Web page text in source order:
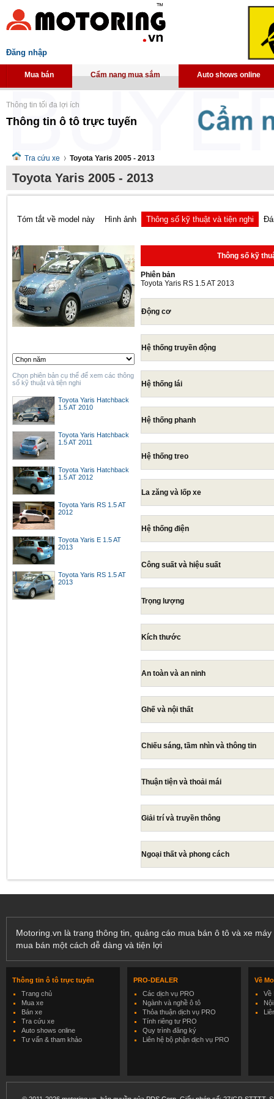
Đăng nhập
Mua bán Cẩm nang mua sắm Auto shows online
Thông tin tối đa lợi ích
Thông tin ô tô trực tuyến
Tra cứu xe Toyota Yaris 2005 - 2013
Toyota Yaris 2005 - 2013
Tóm tắt về model này Hình ảnh Thông số kỹ thuật và tiện nghi
Chọn phiên bản cụ thể để xem các thông
số kỹ thuật và tiện nghi
Toyota Yaris Hatchback
1.5 AT 2010
Toyota Yaris Hatchback
1.5 AT 2011
Toyota Yaris Hatchback
1.5 AT 2012
Toyota Yaris RS 1.5 AT
2012
Toyota Yaris E 1.5 AT
2013
Toyota Yaris RS 1.5 AT
2013
Thông số kỹ
Phiên bản
Toyota Yaris RS 1.5 AT 2013
Động cơ
Hệ thống truyền động
Hệ thống lái
Hệ thống phanh
Hệ thống treo
La zăng và lốp xe
Hệ thống điện
Công suất và hiệu suất
Trọng lượng
Kích thước
An toàn và an ninh
Ghế và nội thất
Chiếu sáng, tầm nhìn và thông tin
Thuận tiện và thoải mái
Giải trí và truyền thông
Ngoại thất và phong cách
Motoring.vn là trang thông tin, quảng cáo mua bán ô tô và xe
mua bán một cách dễ dàng và tiện lợi
Thông tin ô tô trực tuyến
Trang chủ
Mua xe
Bán xe
Tra cứu xe
Auto shows online
Tư vấn & tham khảo
PRO-DEALER
Các dịch vụ PRO
Ngành và nghề ô tô
Thỏa thuận dịch vụ PRO
Tính riêng tư PRO
Quy trình đăng ký
Liên hệ bộ phận dịch vụ PRO
Về
Về